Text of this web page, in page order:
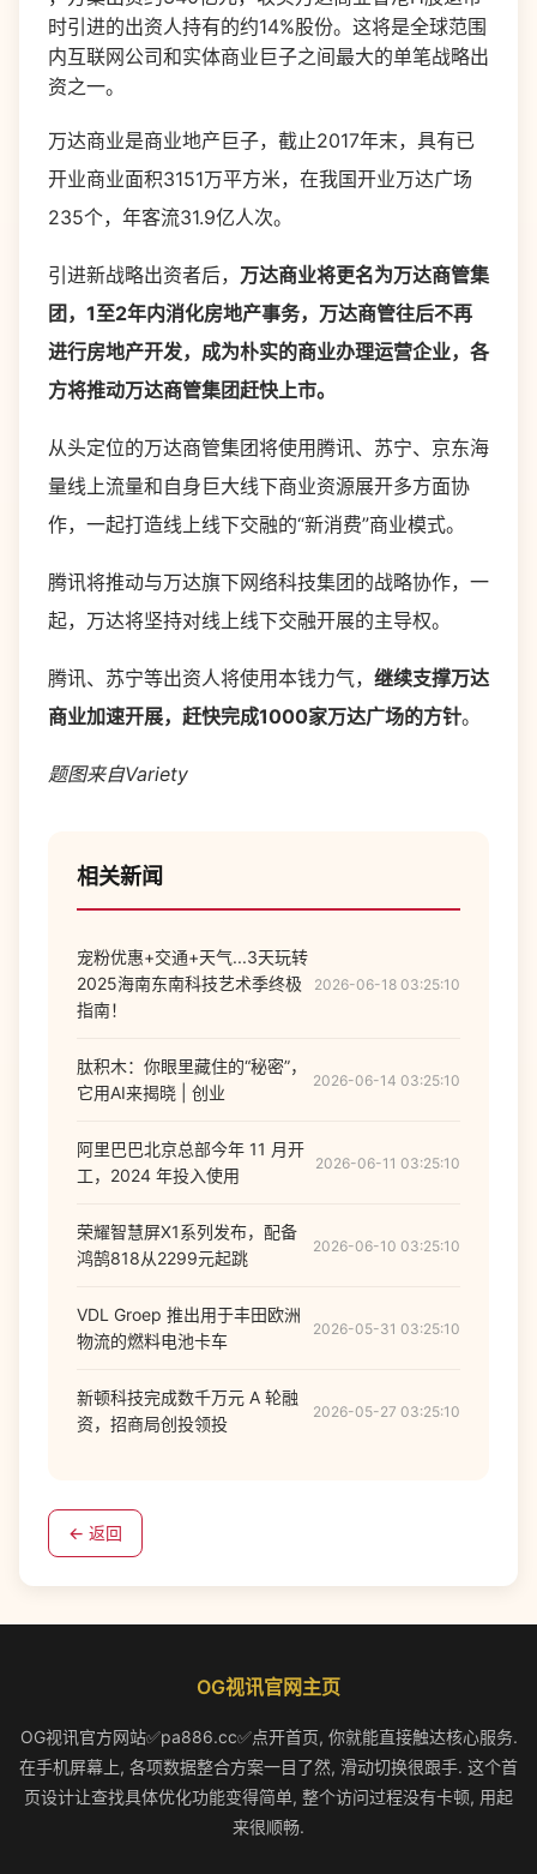
时引进的出资人持有的约14%股份。这将是全球范围
内互联网公司和实体商业巨子之间最大的单笔战略出
资之一。
万达商业是商业地产巨子，截止2017年末，具有已
开业商业面积3151万平方米，在我国开业万达广场
235个，年客流31.9亿人次。
引进新战略出资者后， 万达商业将更名为万达商管集
团，1至2年内消化房地产事务，万达商管往后不再
进行房地产开发，成为朴实的商业办理运营企业，各
方将推动万达商管集团赶快上市。
从头定位的万达商管集团将使用腾讯、苏宁、京东海
量线上流量和自身巨大线下商业资源展开多方面协
作，一起打造线上线下交融的“新消费”商业模式。
腾讯将推动与万达旗下网络科技集团的战略协作，一
起，万达将坚持对线上线下交融开展的主导权。
腾讯、苏宁等出资人将使用本钱力气， 继续支撑万达
商业加速开展，赶快完成1000家万达广场的方针。
题图来自Variety
相关新闻
宠粉优惠+交通+天气...3天玩转
2025海南东南科技艺术季终极
指南！
2026-06-18 03:25:10
肽积木：你眼里藏住的“秘密”，
它用AI来揭晓 | 创业
2026-06-14 03:25:10
阿里巴巴北京总部今年 11 月开
工，2024 年投入使用
2026-06-11 03:25:10
荣耀智慧屏X1系列发布，配备
鸿鹄818从2299元起跳
2026-06-10 03:25:10
VDL Groep 推出用于丰田欧洲
物流的燃料电池卡车
2026-05-31 03:25:10
新顿科技完成数千万元 A 轮融
资，招商局创投领投
2026-05-27 03:25:10
← 返回
OG视讯官网主页
OG视讯官方网站✅pa886.cc✅点开首页, 你就能直接触达核心服务.
在手机屏幕上, 各项数据整合方案一目了然, 滑动切换很跟手. 这个首
页设计让查找具体优化功能变得简单, 整个访问过程没有卡顿, 用起
来很顺畅.